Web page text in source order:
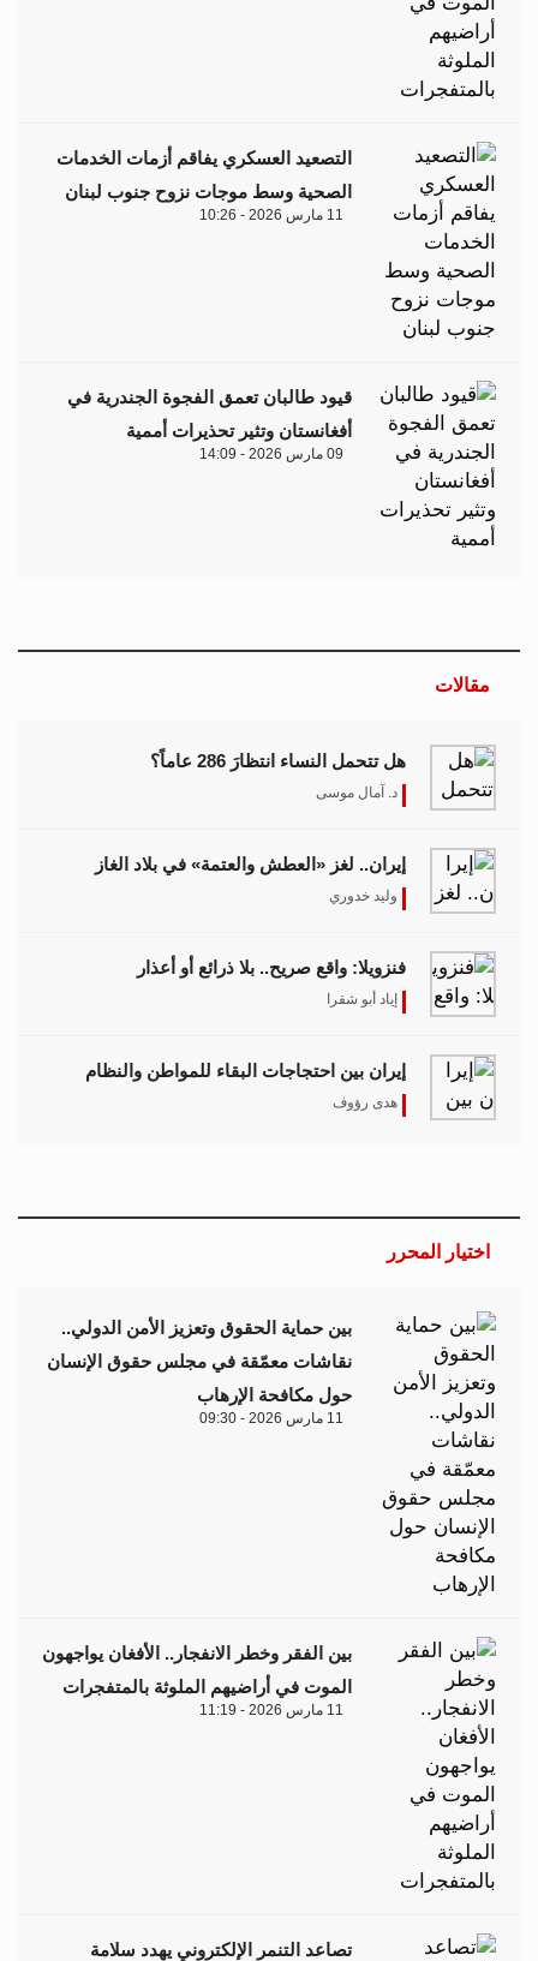
التصعيد العسكري يفاقم أزمات الخدمات
الصحية وسط موجات نزوح جنوب لبنان
11 مارس 2026 - 10:26
قيود طالبان تعمق الفجوة الجندرية في
أفغانستان وتثير تحذيرات أممية
09 مارس 2026 - 14:09
مقالات
هل تتحمل النساء انتظارَ 286 عاماً؟
د. آمال موسى
إيران.. لغز «العطش والعتمة» في بلاد الغاز
وليد خدوري
فنزويلا: واقع صريح.. بلا ذرائع أو أعذار
إياد أبو شقرا
إيران بين احتجاجات البقاء للمواطن والنظام
هدى رؤوف
اختيار المحرر
بين حماية الحقوق وتعزيز الأمن الدولي..
نقاشات معمّقة في مجلس حقوق الإنسان
حول مكافحة الإرهاب
11 مارس 2026 - 09:30
بين الفقر وخطر الانفجار.. الأفغان يواجهون
الموت في أراضيهم الملوثة بالمتفجرات
11 مارس 2026 - 11:19
تصاعد التنمر الإلكتروني يهدد سلامة